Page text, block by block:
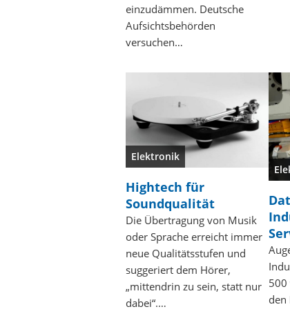
einzudämmen. Deutsche
Aufsichtsbehörden
versuchen…
Elektronik
Hightech für
Soundqualität
Die Übertragung von Musik
oder Sprache erreicht immer
neue Qualitätsstufen und
suggeriert dem Hörer,
„mittendrin zu sein, statt nur
dabei“.…
500
den